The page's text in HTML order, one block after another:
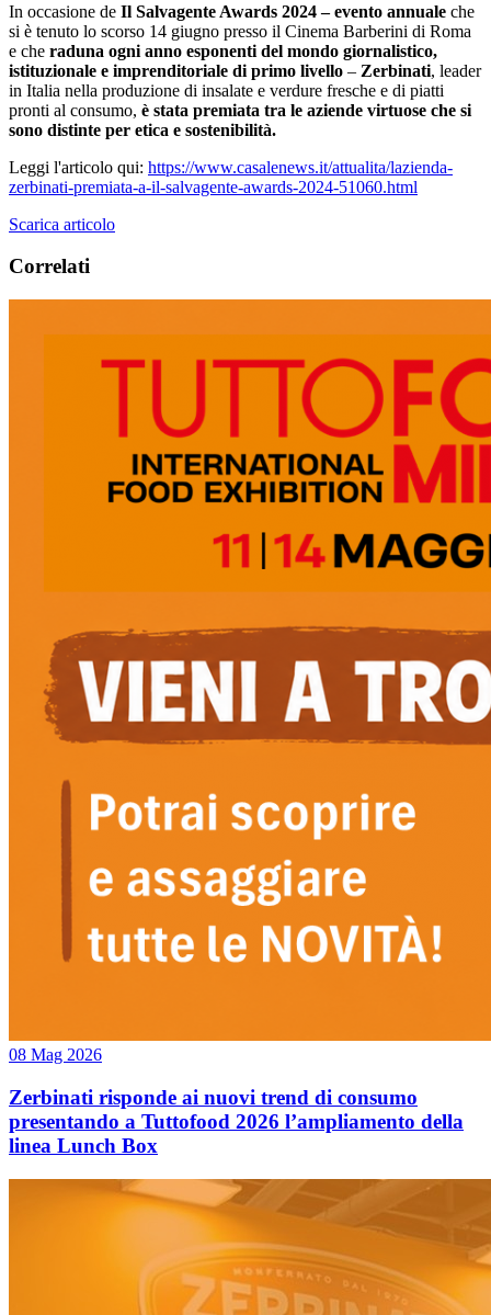
In occasione de Il Salvagente Awards 2024 – evento annuale che
si è tenuto lo scorso 14 giugno presso il Cinema Barberini di Roma
e che raduna ogni anno esponenti del mondo giornalistico,
istituzionale e imprenditoriale di primo livello – Zerbinati, leader
in Italia nella produzione di insalate e verdure fresche e di piatti
pronti al consumo, è stata premiata tra le aziende virtuose che si
sono distinte per etica e sostenibilità.
Leggi l'articolo qui: https://www.casalenews.it/attualita/lazienda-
zerbinati-premiata-a-il-salvagente-awards-2024-51060.html
Scarica articolo
Correlati
08 Mag 2026
Zerbinati risponde ai nuovi trend di consumo
presentando a Tuttofood 2026 l’ampliamento della
linea Lunch Box